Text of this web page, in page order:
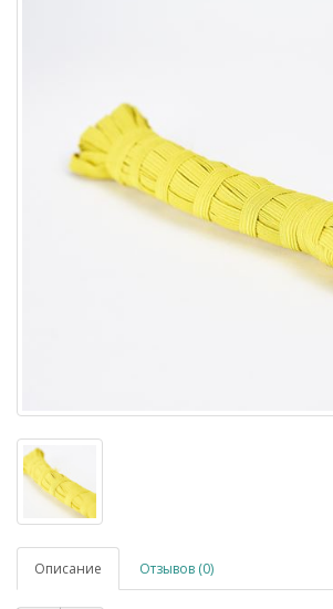
Описание Отзывов (0)